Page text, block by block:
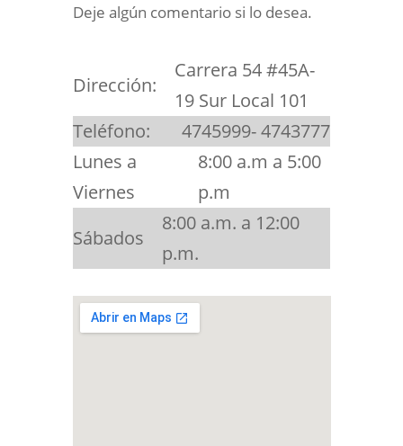
Deje algún comentario si lo desea.
Dirección:
Carrera 54 #45A-
19 Sur Local 101
Teléfono:
4745999- 4743777
Lunes a
Viernes
8:00 a.m a 5:00
p.m
Sábados
8:00 a.m. a 12:00
p.m.